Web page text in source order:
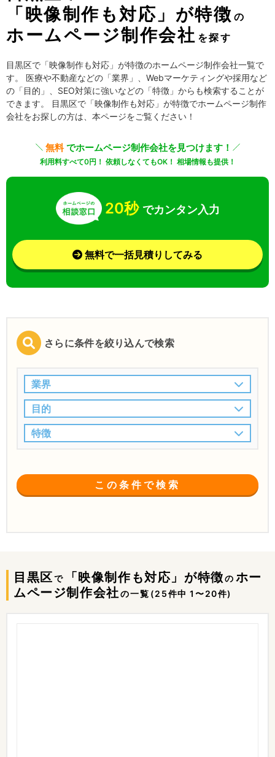
「映像制作も対応」が特徴 の
ホームページ制作会社 を探す
目黒区で「映像制作も対応」が特徴のホームページ制作会社一覧で
す。 医療や不動産などの「業界」、Webマーケティングや採用など
の「目的」、SEO対策に強いなどの「特徴」からも検索することが
できます。 目黒区で「映像制作も対応」が特徴でホームページ制作
会社をお探しの方は、本ページをご覧ください！
無料でホームページ制作会社を見つけます！
利用料すべて0円！ 依頼しなくてもOK！ 相場情報も提供！
20秒 でカンタン入力
無料で一括見積りしてみる
さらに条件を絞り込んで検索
業界
目的
特徴
この条件で検索
目黒区 で 「映像制作も対応」が特徴 の ホー
ムページ制作会社 の一覧 (25件中 1〜20件)